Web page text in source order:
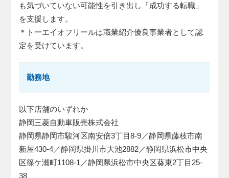
も気づいていない可能性を引き出し「成功する転職」
を支援します。
＊トーエイオフリールは職業紹介優良事業者として認
定を受けています。
勤務地
以下店舗のいずれか
静岡三菱自動車販売株式会社
静岡県静岡市駿河区南安倍3丁目8-9／静岡県藤枝市南
新屋430-4／静岡県掛川市大池2882／静岡県浜松市中央
区篠ケ瀬町1108-1／静岡県浜松市中央区葵東2丁目25-
38